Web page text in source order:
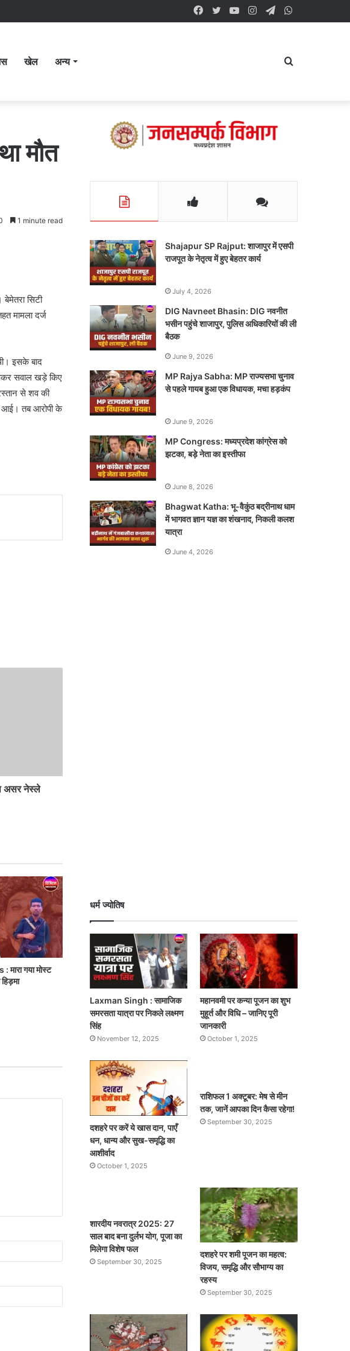
Telegram
Instagram
YouTube
Twitter
Facebook
खेल अन्य Search
मौत
1 minute read
सिटी
मामला दर्ज
इसके बाद
सवाल खड़े किए
से शव की
आई। तब आरोपी के
असर नेस्ले
गया मोस्ट
Shajapur SP Rajput: शाजापुर में एसपी
राजपूत के नेतृत्व में हुए बेहतर कार्य
July 4, 2026
DIG Navneet Bhasin: DIG नवनीत
भसीन पहुंचे शाजापुर, पुलिस अधिकारियों की ली
बैठक
June 9, 2026
MP Rajya Sabha: MP राज्यसभा चुनाव
से पहले गायब हुआ एक विधायक, मचा हड़कंप
June 9, 2026
MP Congress: मध्यप्रदेश कांग्रेस को
झटका, बड़े नेता का इस्तीफा
June 8, 2026
Bhagwat Katha: भू-वैकुंठ बद्रीनाथ धाम
में भागवत ज्ञान यज्ञ का शंखनाद, निकली कलश
यात्रा
June 4, 2026
धर्म ज्योतिष
Laxman Singh : सामाजिक
समरसता यात्रा पर निकले लक्ष्मण
सिंह
November 12, 2025
महानवमी पर कन्या पूजन का शुभ
मुहूर्त और विधि – जानिए पूरी
जानकारी
October 1, 2025
दशहरे पर करें ये खास दान, पाएँ
धन, धान्य और सुख-समृद्धि का
आशीर्वाद
October 1, 2025
राशिफल 1 अक्टूबर: मेष से मीन
तक, जानें आपका दिन कैसा रहेगा!
September 30, 2025
शारदीय नवरात्र 2025: 27
साल बाद बना दुर्लभ योग, पूजा का
मिलेगा विशेष फल
September 30, 2025
दशहरे पर शमी पूजन का महत्व:
विजय, समृद्धि और सौभाग्य का
रहस्य
September 30, 2025